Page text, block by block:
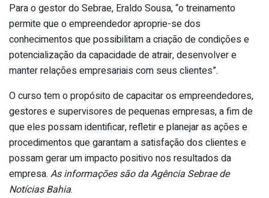
Para o gestor do Sebrae, Eraldo Sousa, “o treinamento
permite que o empreendedor aproprie-se dos
conhecimentos que possibilitam a criação de condições e
potencialização da capacidade de atrair, desenvolver e
manter relações empresariais com seus clientes”.
O curso tem o propósito de capacitar os empreendedores,
gestores e supervisores de pequenas empresas, a fim de
que eles possam identificar, refletir e planejar as ações e
procedimentos que garantam a satisfação dos clientes e
possam gerar um impacto positivo nos resultados da
empresa. As informações são da Agência Sebrae de
Notícias Bahia.